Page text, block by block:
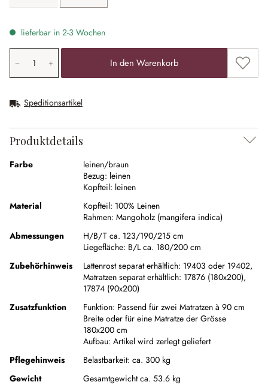
lieferbar in 2-3 Wochen
Produkt Anzahl: Gib den gewünschten Wert ein oder
In den Warenkorb Zum
Speditionsartikel
Produktdetails
Farbe
leinen/braun
Bezug: leinen
Kopfteil: leinen
Material
Kopfteil: 100% Leinen
Rahmen: Mangoholz (mangifera indica)
Abmessungen
H/B/T ca. 123/190/215 cm
Liegefläche: B/L ca. 180/200 cm
Zubehörhinweis
Lattenrost separat erhältlich: 19403 oder 19402,
Matratzen separat erhältlich: 17876 (180x200),
17874 (90x200)
Zusatzfunktion
Funktion: Passend für zwei Matratzen à 90 cm
Breite oder für eine Matratze der Grösse
180x200 cm
Aufbau: Artikel wird zerlegt geliefert
Pflegehinweis
Belastbarkeit: ca. 300 kg
Gewicht
Gesamtgewicht ca. 53.6 kg